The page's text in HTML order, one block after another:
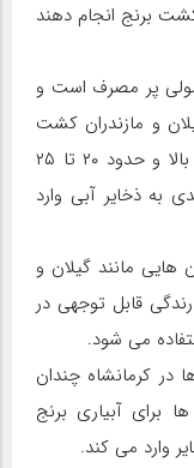
برنج انجام دهند
پر مصرف است و
و مازندران کشت
شود، یادآوری کرد: مصرف آب برنج بسیار بالا و حدود ۲۰ تا ۲۵
ذخایر آبی وارد
هایی مانند گیلان و
قابل توجهی در
می شود.
در کرمانشاه چندان
برای آبیاری برنج
وارد می کند.